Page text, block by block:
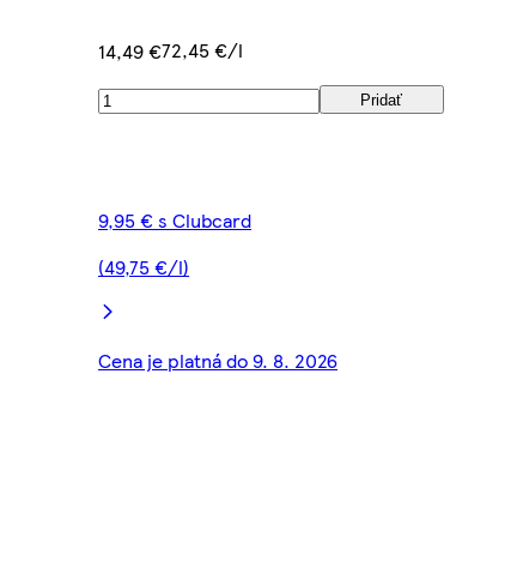
14,49 €72,45 €/l
Pridať
9,95 € s Clubcard
(49,75 €/l)
Cena je platná do 9. 8. 2026